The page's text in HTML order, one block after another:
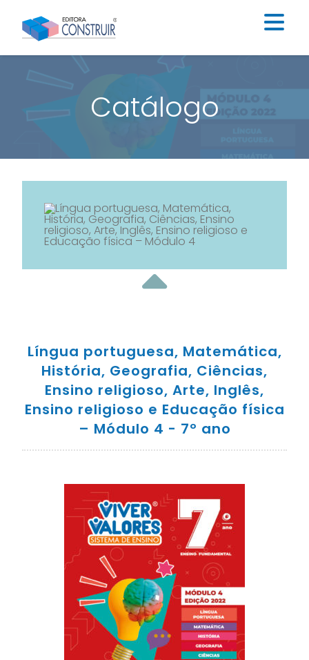
Institucional
Catálogo
Educação Infantil
Ensino Fundamental I
Blog
Catálogo
Língua portuguesa, Matemática,
História, Geografia, Ciências,
Ensino religioso, Arte, Inglês,
Ensino religioso e Educação física
– Módulo 4 - 7º ano